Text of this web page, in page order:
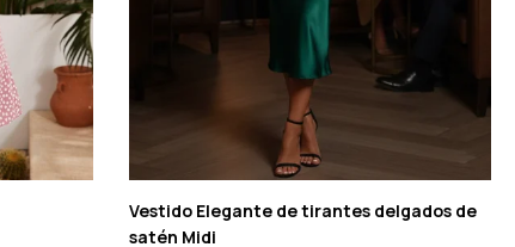
Vestido Elegante de tirantes delgados de
satén Midi